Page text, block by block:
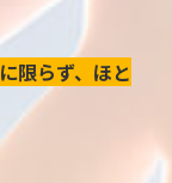
に限らず、ほと